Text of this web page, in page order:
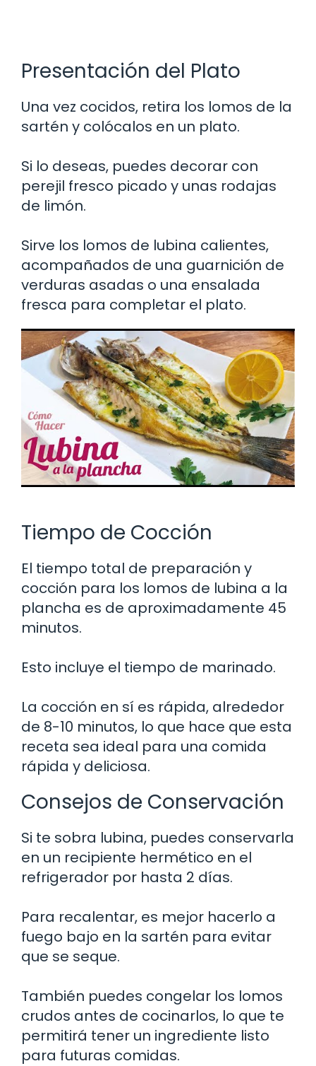
Presentación del Plato
Una vez cocidos, retira los lomos de la
sartén y colócalos en un plato.
Si lo deseas, puedes decorar con
perejil fresco picado y unas rodajas
de limón.
Sirve los lomos de lubina calientes,
acompañados de una guarnición de
verduras asadas o una ensalada
fresca para completar el plato.
Tiempo de Cocción
El tiempo total de preparación y
cocción para los lomos de lubina a la
plancha es de aproximadamente 45
minutos.
Esto incluye el tiempo de marinado.
La cocción en sí es rápida, alrededor
de 8-10 minutos, lo que hace que esta
receta sea ideal para una comida
rápida y deliciosa.
Consejos de Conservación
Si te sobra lubina, puedes conservarla
en un recipiente hermético en el
refrigerador por hasta 2 días.
Para recalentar, es mejor hacerlo a
fuego bajo en la sartén para evitar
que se seque.
También puedes congelar los lomos
crudos antes de cocinarlos, lo que te
permitirá tener un ingrediente listo
para futuras comidas.